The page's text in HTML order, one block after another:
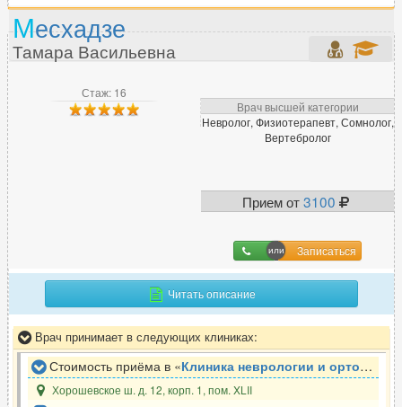
Невролог 930
Нейропсихолог
Нейрофизиолог
Нейрохирург 81
65
Окулист (офтальмолог) 525
Онколог 472
Онколог-маммолог 171
Ортопед 640
Остеопат 240
Стаж: 16
Врач высшей категории
Невролог, Физиотерапевт, Сомнолог,
Вертебролог
Прием от3100
Записаться
Месхадзе
Тамара Васильевна
Читать описание
Врач принимает в следующих клиниках:
Стоимость приёма в «Клиника неврологии и ортопедии ЗдравКлиник
Хорошевское ш. д. 12, корп. 1, пом. XLII